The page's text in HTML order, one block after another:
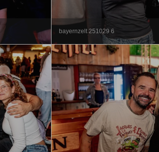
bayernzelt 251029 6